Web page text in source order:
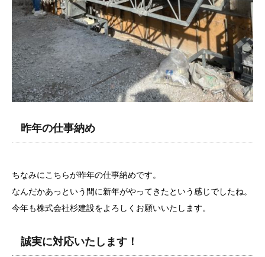
昨年の仕事納め
ちなみにこちらが昨年の仕事納めです。
なんだかあっという間に新年がやってきたという感じでしたね。
今年も株式会社杉建設をよろしくお願いいたします。
誠実に対応いたします！